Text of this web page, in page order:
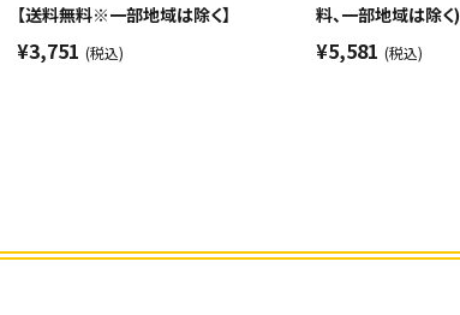
【送料無料※一部地域は除く】
¥3,751 (税込)
料、一部地域は除く)
¥5,581 (税込)